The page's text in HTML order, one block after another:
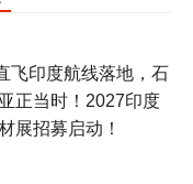
飞印度航线落地，石
正当时！2027印度
展招募启动！